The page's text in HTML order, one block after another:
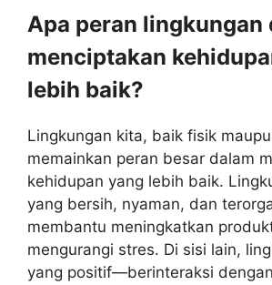
Apa peran lingkungan
menciptakan
lebih baik?
Lingkungan kita, baik fisik
memainkan peran besar dalam
kehidupan yang lebih baik.
yang bersih, nyaman, dan
membantu meningkatkan
mengurangi stres. Di sisi lain,
yang positif—berinteraksi